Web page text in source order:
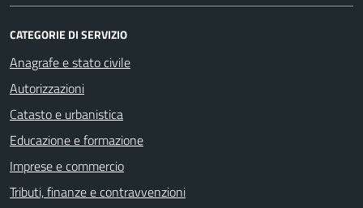
CATEGORIE DI SERVIZIO
Anagrafe e stato civile
Autorizzazioni
Catasto e urbanistica
Educazione e formazione
Imprese e commercio
Tributi, finanze e contravvenzioni